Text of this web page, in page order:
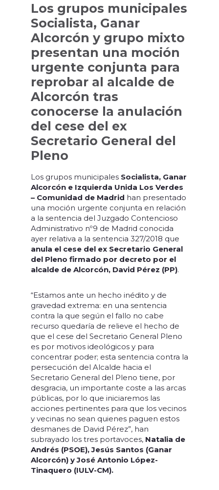
Los grupos municipales
Socialista, Ganar
Alcorcón y grupo mixto
presentan una moción
urgente conjunta para
reprobar al alcalde de
Alcorcón tras
conocerse la anulación
del cese del ex
Secretario General del
Pleno
Los grupos municipales Socialista, Ganar
Alcorcón e Izquierda Unida Los Verdes
– Comunidad de Madrid han presentado
una moción urgente conjunta en relación
a la sentencia del Juzgado Contencioso
Administrativo nº9 de Madrid conocida
ayer relativa a la sentencia 327/2018 que
anula el cese del ex Secretario General
del Pleno firmado por decreto por el
alcalde de Alcorcón, David Pérez (PP).
“Estamos ante un hecho inédito y de
gravedad extrema: en una sentencia
contra la que según el fallo no cabe
recurso quedaría de relieve el hecho de
que el cese del Secretario General Pleno
es por motivos ideológicos y para
concentrar poder; esta sentencia contra la
persecución del Alcalde hacia el
Secretario General del Pleno tiene, por
desgracia, un importante coste a las arcas
públicas, por lo que iniciaremos las
acciones pertinentes para que los vecinos
y vecinas no sean quienes paguen estos
desmanes de David Pérez”, han
subrayado los tres portavoces, Natalia de
Andrés (PSOE), Jesús Santos (Ganar
Alcorcón) y José Antonio López-
Tinaquero (IULV-CM).